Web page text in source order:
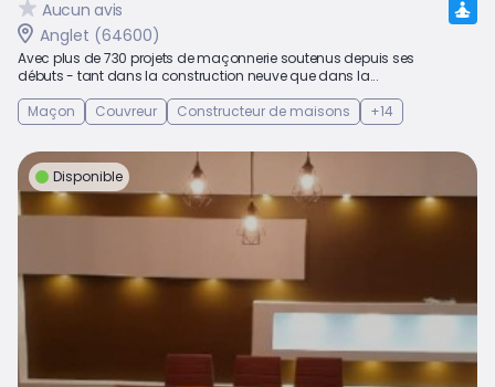
Aucun avis
Anglet (64600)
Avec plus de 730 projets de maçonnerie soutenus depuis ses
débuts - tant dans la construction neuve que dans la...
Maçon
Couvreur Constructeur de maisons +14
Disponible